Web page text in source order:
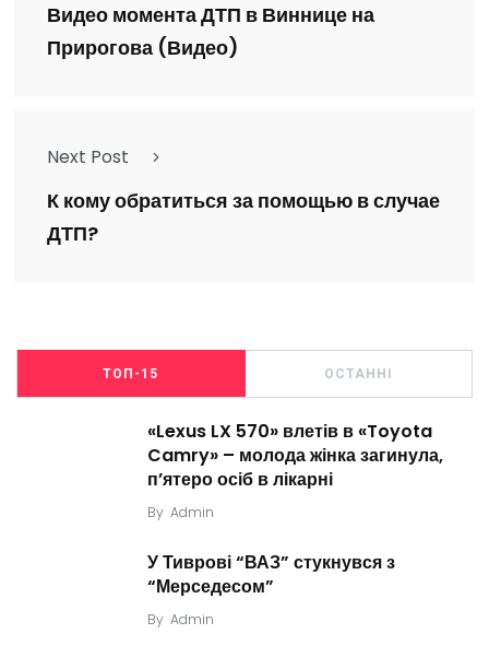
Видео момента ДТП в Виннице на
Прирогова (Видео)
Next Post
К кому обратиться за помощью в случае
ДТП?
ТОП-15 ОСТАННІ
«Lexus LX 570» влетів в «Toyota
Camry» – молода жінка загинула,
п’ятеро осіб в лікарні
By Admin
У Тиврові “ВАЗ” стукнувся з
“Мерседесом”
By Admin